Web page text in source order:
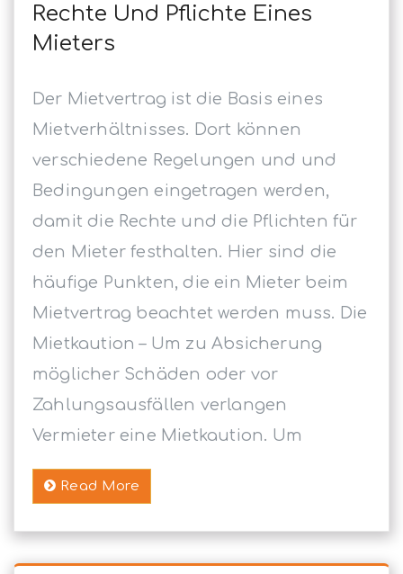
Rechte Und Pflichte Eines
Mieters
Der Mietvertrag ist die Basis eines
Mietverhältnisses. Dort können
verschiedene Regelungen und und
Bedingungen eingetragen werden,
damit die Rechte und die Pflichten für
den Mieter festhalten. Hier sind die
häufige Punkten, die ein Mieter beim
Mietvertrag beachtet werden muss. Die
Mietkaution – Um zu Absicherung
möglicher Schäden oder vor
Zahlungsausfällen verlangen
Vermieter eine Mietkaution. Um
Read More